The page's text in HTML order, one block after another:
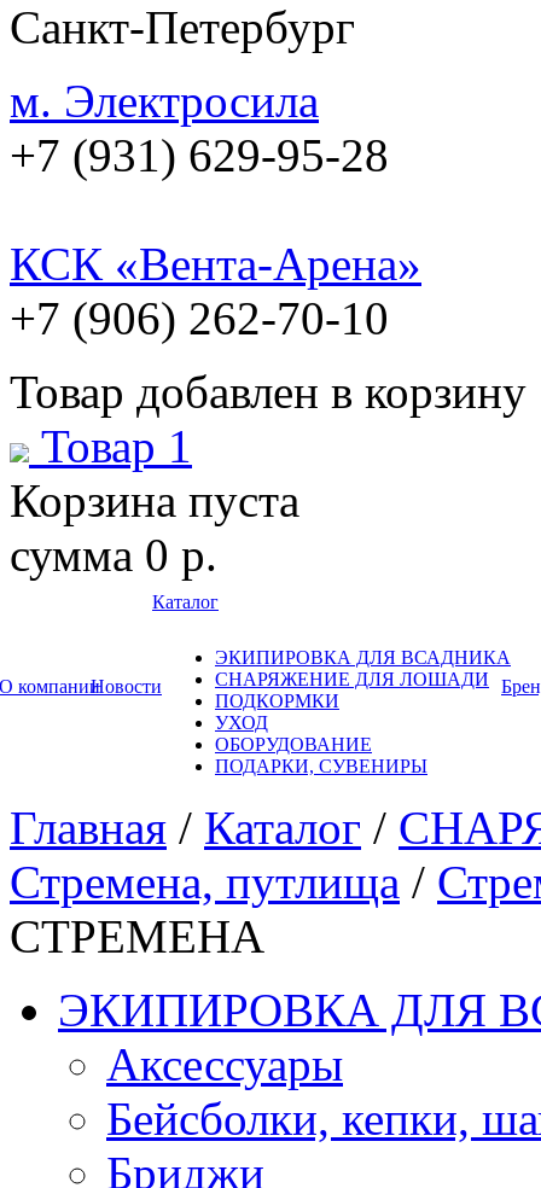
Санкт-Петербург
м. Электросила
+7 (931) 629-95-28
КСК «Вента-Арена»
+7 (906) 262-70-10
Товар добавлен в корзину
Товар 1
Корзина пуста
сумма 0 р.
О компанииНовости
Каталог
ЭКИПИРОВКА ДЛЯ ВСАДНИКА
СНАРЯЖЕНИЕ ДЛЯ ЛОШАДИ
ПОДКОРМКИ
УХОД
ОБОРУДОВАНИЕ
ПОДАРКИ, СУВЕНИРЫ
Главная / Каталог /
Стремена, путлища /
СТРЕМЕНА
ЭКИПИРОВКА ДЛЯ
Аксессуары
Бейсболки, кепки,
Бриджи